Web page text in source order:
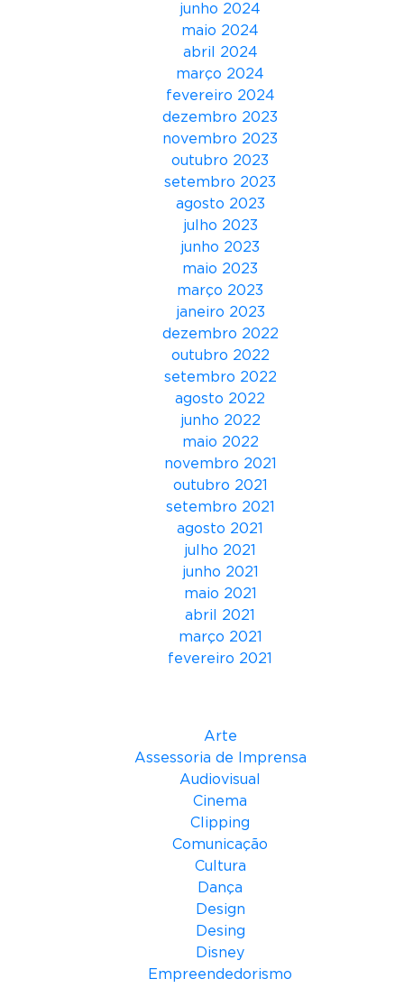
junho 2024
maio 2024
abril 2024
março 2024
fevereiro 2024
dezembro 2023
novembro 2023
outubro 2023
setembro 2023
agosto 2023
julho 2023
junho 2023
maio 2023
março 2023
janeiro 2023
dezembro 2022
outubro 2022
setembro 2022
agosto 2022
junho 2022
maio 2022
novembro 2021
outubro 2021
setembro 2021
agosto 2021
julho 2021
junho 2021
maio 2021
abril 2021
março 2021
fevereiro 2021
Arte
Assessoria de Imprensa
Audiovisual
Cinema
Clipping
Comunicação
Cultura
Dança
Design
Desing
Disney
Empreendedorismo